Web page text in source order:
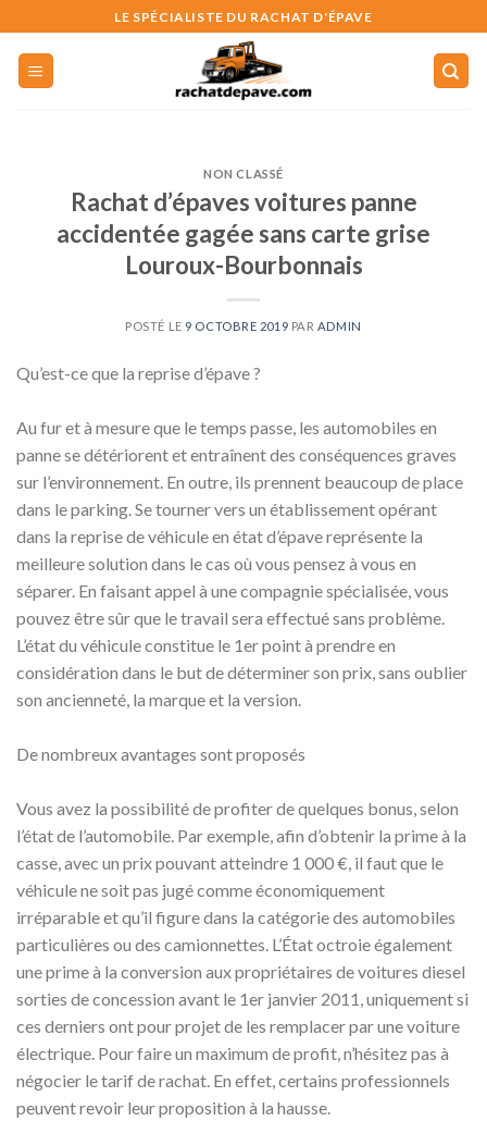
to
content
LE SPÉCIALISTE DU RACHAT D'ÉPAVE
NON CLASSÉ
Rachat d’épaves voitures panne
accidentée gagée sans carte grise
Louroux-Bourbonnais
POSTÉ LE 9 OCTOBRE 2019 PAR ADMIN
Qu’est-ce que la reprise d’épave ?
Au fur et à mesure que le temps passe, les automobiles en
panne se détériorent et entraînent des conséquences graves
sur l’environnement. En outre, ils prennent beaucoup de place
dans le parking. Se tourner vers un établissement opérant
dans la reprise de véhicule en état d’épave représente la
meilleure solution dans le cas où vous pensez à vous en
séparer. En faisant appel à une compagnie spécialisée, vous
pouvez être sûr que le travail sera effectué sans problème.
L’état du véhicule constitue le 1er point à prendre en
considération dans le but de déterminer son prix, sans oublier
son ancienneté, la marque et la version.
De nombreux avantages sont proposés
Vous avez la possibilité de profiter de quelques bonus, selon
l’état de l’automobile. Par exemple, afin d’obtenir la prime à la
casse, avec un prix pouvant atteindre 1 000 €, il faut que le
véhicule ne soit pas jugé comme économiquement
irréparable et qu’il figure dans la catégorie des automobiles
particulières ou des camionnettes. L’État octroie également
une prime à la conversion aux propriétaires de voitures diesel
sorties de concession avant le 1er janvier 2011, uniquement si
ces derniers ont pour projet de les remplacer par une voiture
électrique. Pour faire un maximum de profit, n’hésitez pas à
négocier le tarif de rachat. En effet, certains professionnels
peuvent revoir leur proposition à la hausse.